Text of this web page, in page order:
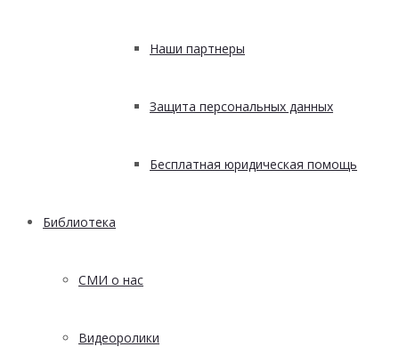
Наши партнеры
Защита персональных данных
Бесплатная юридическая помощь
Библиотека
СМИ о нас
Видеоролики